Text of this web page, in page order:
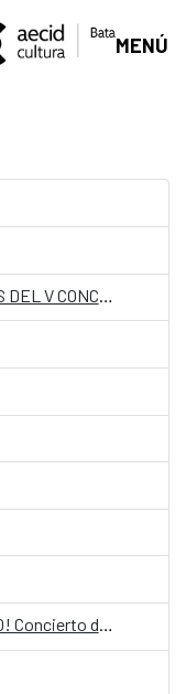
MENÚ
¡Volvemos con los clásicos de los 80! Concierto de Okurkur Obiang Mbá y Gabri B